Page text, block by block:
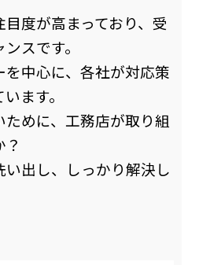
度が高まっており、受
スです。
中心に、各社が対応策
ます。
めに、工務店が取り組
出し、しっかり解決し